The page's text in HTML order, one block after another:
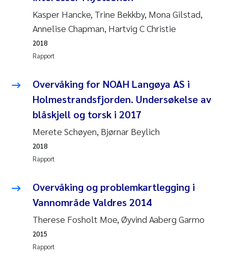
Thorjørn Larssen
Kasper Hancke
Li Xie
Susanne Jøntvedt Jørgensen
André Staalstrøm
Samantha Goncalves Prat
Knut Erik Tollefsen
Sigrid Haande
Kasper Hancke, Trine Bekkby, Mona Gilstad,
Annelise Chapman, Hartvig C Christie
Rapport
2018
Overvåking for NOAH Langøya AS i
Holmestrandsfjorden. Undersøkelse av
blåskjell og torsk i 2017
Merete Schøyen, Bjørnar Beylich
Rapport
2018
Overvåking og problemkartlegging i
Vannområde Valdres 2014
Therese Fosholt Moe, Øyvind Aaberg Garmo
Rapport
2015